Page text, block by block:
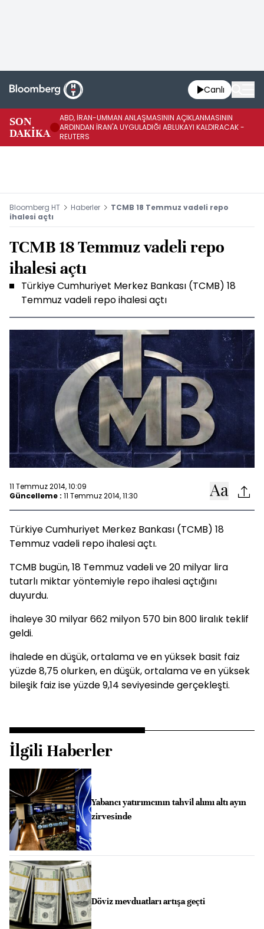
Canlı
SON
DAKİKA
ABD, İRAN-UMMAN ANLAŞMASININ AÇIKLANMASININ
ARDINDAN İRAN'A UYGULADIĞI ABLUKAYI KALDIRACAK -
REUTERS
Bloomberg HT Haberler
TCMB 18 Temmuz vadeli repo
ihalesi açtı
TCMB 18 Temmuz vadeli repo
ihalesi açtı
Türkiye Cumhuriyet Merkez Bankası (TCMB) 18
Temmuz vadeli repo ihalesi açtı
11 Temmuz 2014, 10:09
Güncelleme : 11 Temmuz 2014, 11:30
Türkiye Cumhuriyet Merkez Bankası (TCMB) 18
Temmuz vadeli repo ihalesi açtı.
TCMB bugün, 18 Temmuz vadeli ve 20 milyar lira
tutarlı miktar yöntemiyle repo ihalesi açtığını
duyurdu.
İhaleye 30 milyar 662 milyon 570 bin 800 liralık teklif
geldi.
İhalede en düşük, ortalama ve en yüksek basit faiz
yüzde 8,75 olurken, en düşük, ortalama ve en yüksek
bileşik faiz ise yüzde 9,14 seviyesinde gerçekleşti.
İlgili Haberler
Yabancı yatırımcının tahvil alımı altı ayın
zirvesinde
Döviz mevduatları artışa geçti